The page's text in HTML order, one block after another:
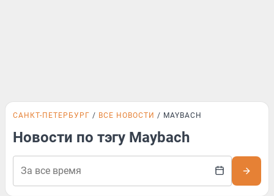
САНКТ-ПЕТЕРБУРГ ВСЕ НОВОСТИ MAYBACH
Новости по тэгу Maybach